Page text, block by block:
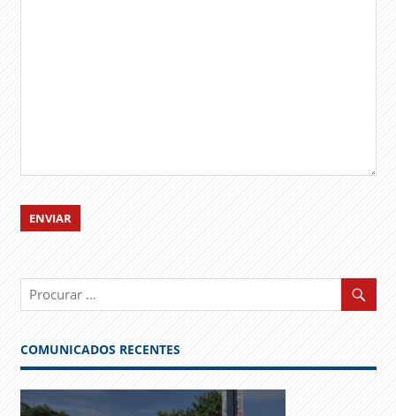
COMUNICADOS RECENTES